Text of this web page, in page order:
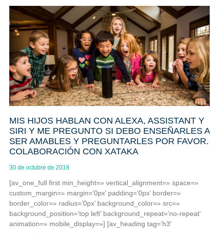
MIS HIJOS HABLAN CON ALEXA, ASSISTANT Y
SIRI Y ME PREGUNTO SI DEBO ENSEÑARLES A
SER AMABLES Y PREGUNTARLES POR FAVOR.
COLABORACIÓN CON XATAKA
30 de octubre de 2018
[av_one_full first min_height=» vertical_alignment=» space=»
custom_margin=» margin=’0px’ padding=’0px’ border=»
border_color=» radius=’0px’ background_color=» src=»
background_position=’top left’ background_repeat=’no-repeat’
animation=» mobile_display=»] [av_heading tag=’h3′